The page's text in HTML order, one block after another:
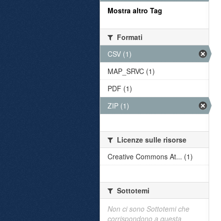
Mostra altro Tag
Formati
CSV (1)
MAP_SRVC (1)
PDF (1)
ZIP (1)
Licenze sulle risorse
Creative Commons At... (1)
Sottotemi
Non ci sono Sottotemi che
corrispondono a questa